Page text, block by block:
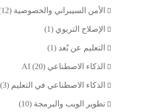
الأمن السيبراني والخصوصية (12)
الإصلاح التربوي (1)
التعليم عن بُعد (1)
الذكاء الاصطناعي AI (20)
الذكاء الاصطناعي في التعليم (3)
تطوير الويب والبرمجة (10)